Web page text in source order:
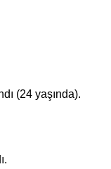
(24 yaşında).